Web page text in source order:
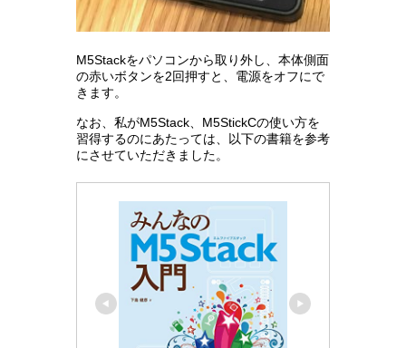
M5Stackをパソコンから取り外し、本体側面
の赤いボタンを2回押すと、電源をオフにで
きます。
なお、私がM5Stack、M5StickCの使い方を
習得するのにあたっては、以下の書籍を参考
にさせていただきました。